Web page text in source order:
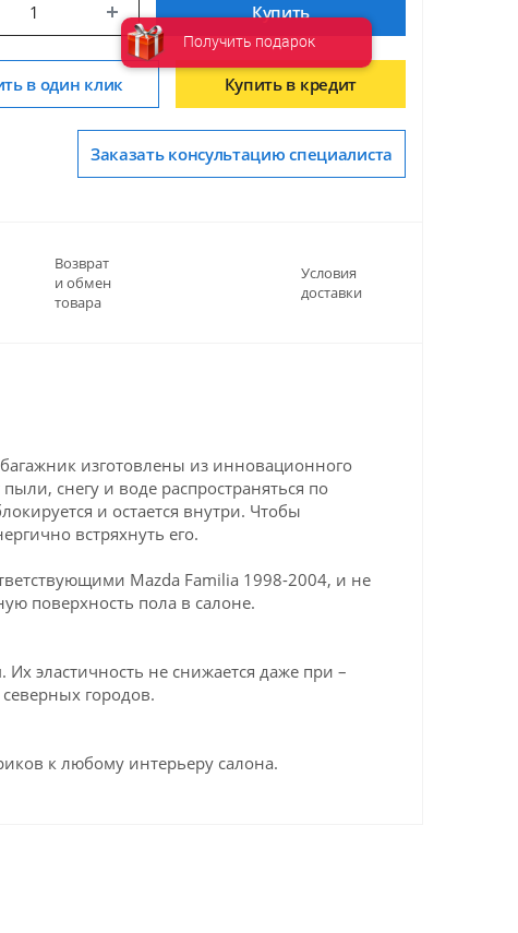
Купить
в один клик Купить в кредит
Заказать консультацию специалиста
Возврат
и обмен
товара
Условия
доставки
изготовлены из инновационного
снегу и воде распространяться по
и остается внутри. Чтобы
встряхнуть его.
Mazda Familia 1998-2004, и не
поверхность пола в салоне.
эластичность не снижается даже при –
городов.
к любому интерьеру салона.
Получить подарок